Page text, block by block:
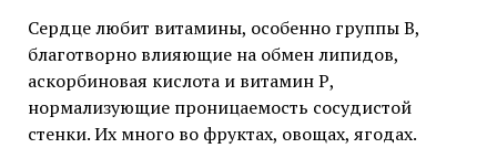
Сердце любит витамины, особенно группы В,
благотворно влияющие на обмен липидов,
аскорбиновая кислота и витамин Р,
нормализующие проницаемость сосудистой
стенки. Их много во фруктах, овощах, ягодах.